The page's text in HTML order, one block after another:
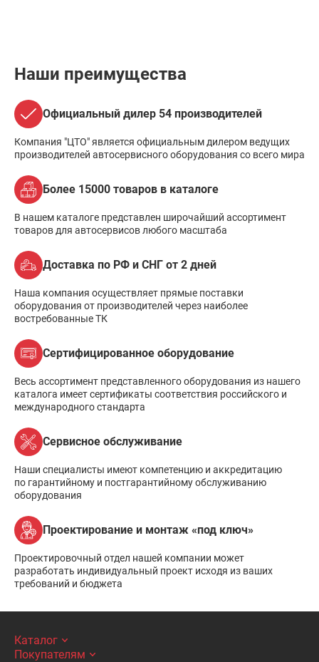
Наши преимущества
Официальный дилер 54 производителей
Компания "ЦТО" является официальным дилером ведущих
производителей автосервисного оборудования со всего мира
Более 15000 товаров в каталоге
В нашем каталоге представлен широчайший ассортимент
товаров для автосервисов любого масштаба
Доставка по РФ и СНГ от 2 дней
Наша компания осуществляет прямые поставки
оборудования от производителей через наиболее
востребованные ТК
Сертифицированное оборудование
Весь ассортимент представленного оборудования из нашего
каталога имеет сертификаты соответствия российского и
международного стандарта
Сервисное обслуживание
Наши специалисты имеют компетенцию и аккредитацию
по гарантийному и постгарантийному обслуживанию
оборудования
Проектирование и монтаж «под ключ»
Проектировочный отдел нашей компании может
разработать индивидуальный проект исходя из ваших
требований и бюджета
Каталог
Покупателям